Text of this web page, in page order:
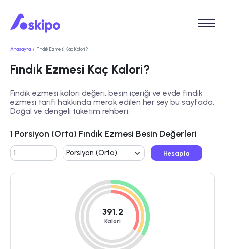
Anasayfa Fındık Ezmesi Kaç Kalori?
Fındık Ezmesi Kaç Kalori?
Fındık ezmesi kalori değeri, besin içeriği ve evde fındık
ezmesi tarifi hakkında merak edilen her şey bu sayfada.
Doğal ve dengeli tüketim rehberi.
1 Porsiyon (Orta) Fındık Ezmesi Besin Değerleri
Hesapla
391,2
Kalori